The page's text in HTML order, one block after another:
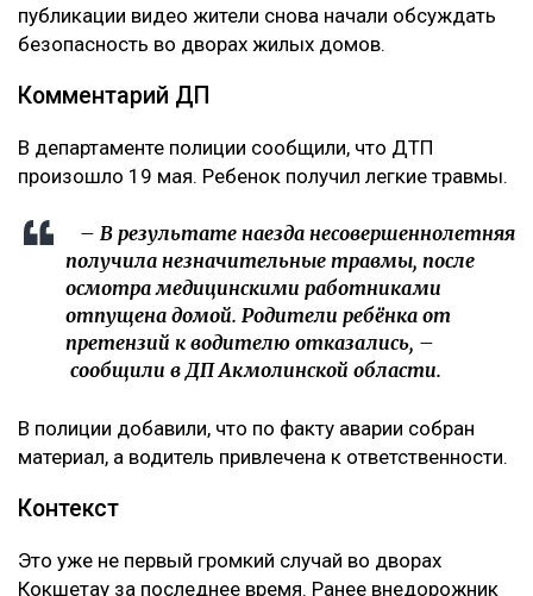
публикации видео жители снова начали обсуждать
безопасность во дворах жилых домов.
Комментарий ДП
В департаменте полиции сообщили, что ДТП
произошло 19 мая. Ребенок получил легкие травмы.
– В результате наезда несовершеннолетняя
получила незначительные травмы, после
осмотра медицинскими работниками
отпущена домой. Родители ребёнка от
претензий к водителю отказались, –
сообщили в ДП Акмолинской области.
В полиции добавили, что по факту аварии собран
материал, а водитель привлечена к ответственности.
Контекст
Это уже не первый громкий случай во дворах
Кокшетау за последнее время. Ранее внедорожник